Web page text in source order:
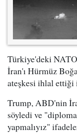
Türkiye'deki NATO
İran'ı Hürmüz
ateşkesi ihlal
Trump, ABD'nin
söyledi ve
yapmalıyız"